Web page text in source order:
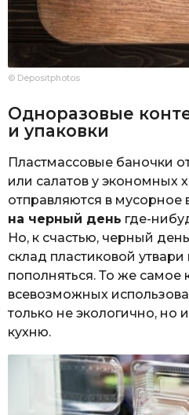
© Depositphotos
Одноразовые
и упаковки
Пластмассовые баночки
или салатов у экономных
отправляются в мусорное
на черный день где-
Но, к счастью, черный
склад пластиковой
пополняться. То же самое
всевозможных
только не экологично, но
кухню.